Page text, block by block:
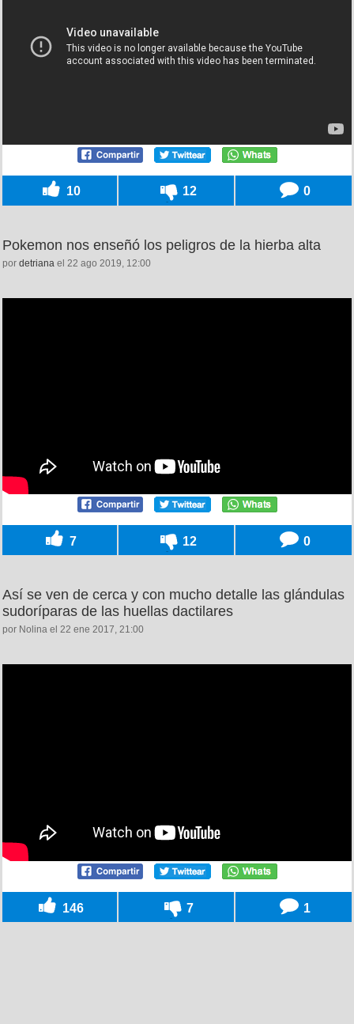
10 12 0
Pokemon nos enseñó los peligros de la hierba alta
por detriana el 22 ago 2019, 12:00
7 12 0
Así se ven de cerca y con mucho detalle las glándulas
sudoríparas de las huellas dactilares
por Nolina el 22 ene 2017, 21:00
146 7 1